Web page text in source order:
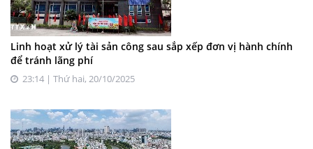
Linh hoạt xử lý tài sản công sau sắp xếp đơn vị hành chính
để tránh lãng phí
23:14 | Thứ hai, 20/10/2025